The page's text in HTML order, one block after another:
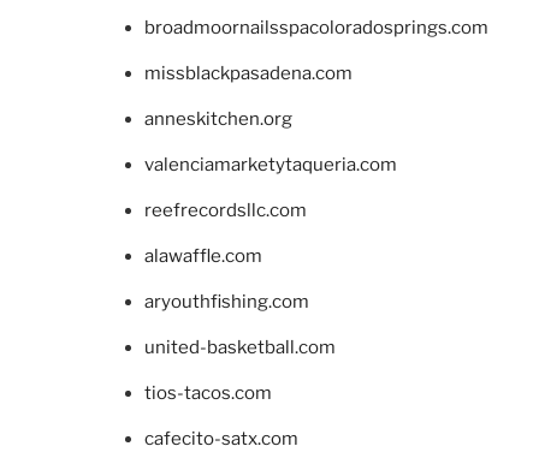
broadmoornailsspacoloradosprings.com
missblackpasadena.com
anneskitchen.org
valenciamarketytaqueria.com
reefrecordsllc.com
alawaffle.com
aryouthfishing.com
united-basketball.com
tios-tacos.com
cafecito-satx.com